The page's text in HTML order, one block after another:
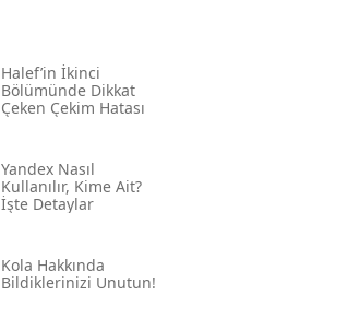
Halef’in İkinci
Bölümünde Dikkat
Çeken Çekim Hatası
Yandex Nasıl
Kullanılır, Kime Ait?
İşte Detaylar
Kola Hakkında
Bildiklerinizi Unutun!